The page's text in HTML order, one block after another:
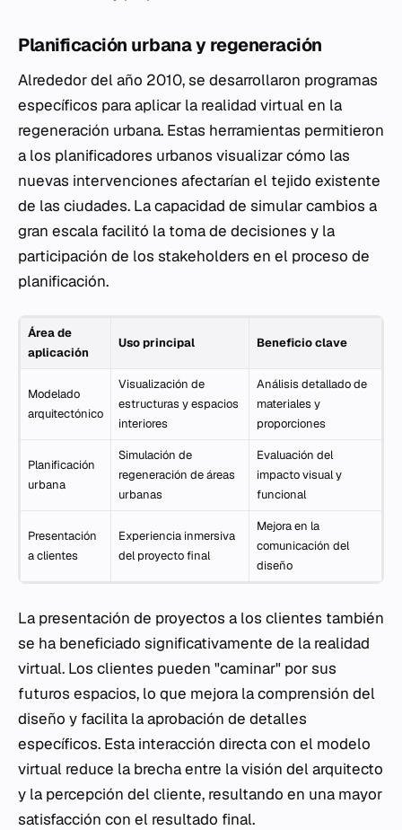
Planificación urbana y regeneración
Alrededor del año 2010, se desarrollaron programas
específicos para aplicar la realidad virtual en la
regeneración urbana. Estas herramientas permitieron
a los planificadores urbanos visualizar cómo las
nuevas intervenciones afectarían el tejido existente
de las ciudades. La capacidad de simular cambios a
gran escala facilitó la toma de decisiones y la
participación de los stakeholders en el proceso de
planificación.
Área de
aplicación
Uso principal Beneficio clave
Modelado
arquitectónico
Visualización de
estructuras y espacios
interiores
Análisis detallado de
materiales y
proporciones
Planificación
urbana
Simulación de
regeneración de áreas
urbanas
Evaluación del
impacto visual y
funcional
Presentación
a clientes
Experiencia inmersiva
del proyecto final
Mejora en la
comunicación del
diseño
La presentación de proyectos a los clientes también
se ha beneficiado significativamente de la realidad
virtual. Los clientes pueden "caminar" por sus
futuros espacios, lo que mejora la comprensión del
diseño y facilita la aprobación de detalles
específicos. Esta interacción directa con el modelo
virtual reduce la brecha entre la visión del arquitecto
y la percepción del cliente, resultando en una mayor
satisfacción con el resultado final.